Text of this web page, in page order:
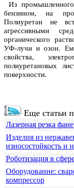
Из
бензином, на
Полиуретан не
агрессивными
органического
УФ-лучи и озон.
свойства,
полиуретановых
поверхности.
Еще статьи
Лазерная резка
Изделия из
износостойкость и
Роботизация в
Оборудование:
компрессор